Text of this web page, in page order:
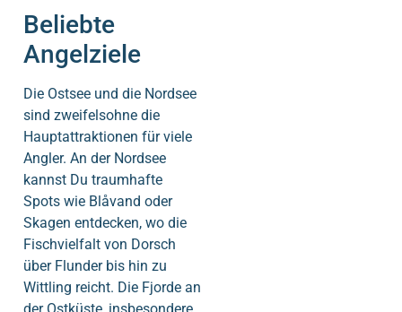
Beliebte
Angelziele
Die Ostsee und die Nordsee
sind zweifelsohne die
Hauptattraktionen für viele
Angler. An der Nordsee
kannst Du traumhafte
Spots wie Blåvand oder
Skagen entdecken, wo die
Fischvielfalt von Dorsch
über Flunder bis hin zu
Wittling reicht. Die Fjorde an
der Ostküste, insbesondere